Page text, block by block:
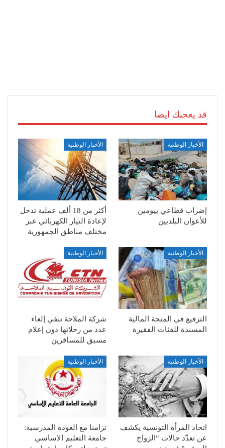
قد يعجبك ايضا
الأخبار الوطنية
إضراب قطاعي بيومين
للأعوان البلديين
الأخبار الوطنية
أكثر من 18 ألف عملية تدخل
لإعادة التيار الكهربائي عبر
مختلف مناطق الجمهورية
الأخبار الوطنية
الترفيع في المنحة المالية
المسندة للفئات الفقيرة
الأخبار الوطنية
شركة الملاحة تنفي إلغاء
عدد من رحلاتها دون إعلام
مسبق للمسافرين
الأخبار الوطنية
اتحاد المرأة التونسية يكشف
عن تعدّد حالات “الزواج
الأخبار الوطنية
تزامنا مع العودة المدرسية:
جامعة التعليم الاساسي